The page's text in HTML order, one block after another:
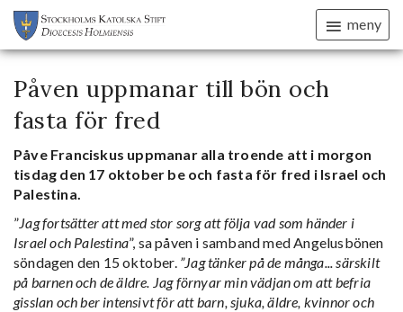
meny
Påven uppmanar till bön och
fasta för fred
Påve Franciskus uppmanar alla troende att i morgon
tisdag den 17 oktober be och fasta för fred i Israel och
Palestina.
”Jag fortsätter att med stor sorg att följa vad som händer i
Israel och Palestina”, sa påven i samband med Angelusbönen
söndagen den 15 oktober. ”Jag tänker på de många... särskilt
på barnen och de äldre. Jag förnyar min vädjan om att befria
gisslan och ber intensivt för att barn, sjuka, äldre, kvinnor och